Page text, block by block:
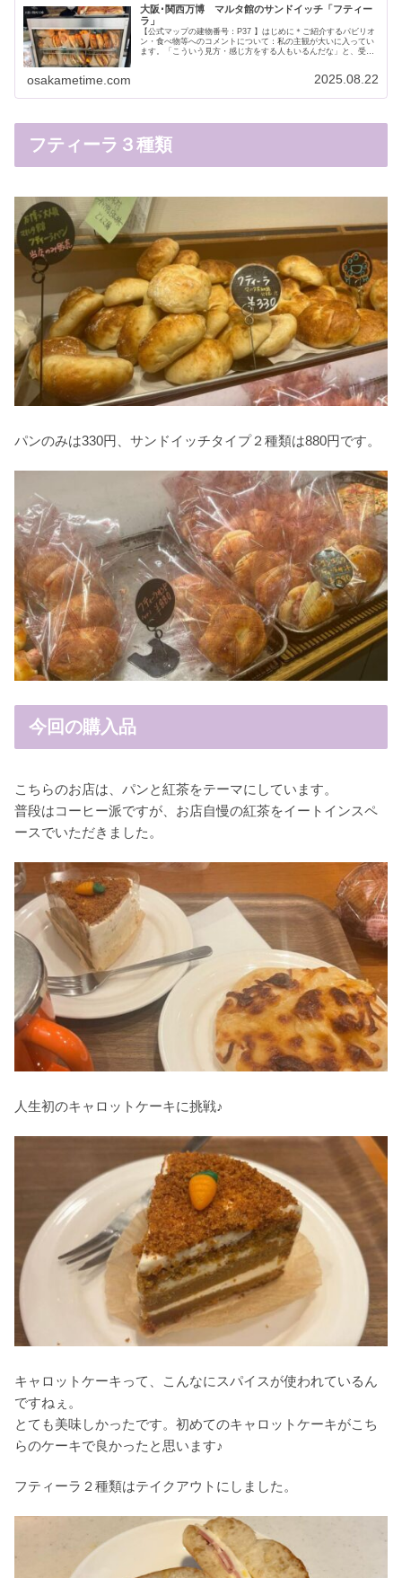
大阪･関西万博 マルタ館のサンドイッチ「フティー
ラ」
【公式マップの建物番号：P37 】はじめに＊ご紹介するパビリオ
ン・食べ物等へのコメントについて：私の主観が大いに入ってい
ます。「こういう見方・感じ方をする人もいるんだな」と、受け
osakametime.com 2025.08.22
フティーラ３種類
パンのみは330円、サンドイッチタイプ２種類は880円です。
今回の購入品
こちらのお店は、パンと紅茶をテーマにしています。
普段はコーヒー派ですが、お店自慢の紅茶をイートインスペ
ースでいただきました。
人生初のキャロットケーキに挑戦♪
キャロットケーキって、こんなにスパイスが使われているん
ですねぇ。
とても美味しかったです。初めてのキャロットケーキがこち
らのケーキで良かったと思います♪
フティーラ２種類はテイクアウトにしました。